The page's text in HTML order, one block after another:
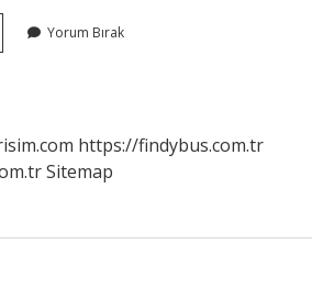
Yorum Bırak
https://findybus.com.tr
Sitemap